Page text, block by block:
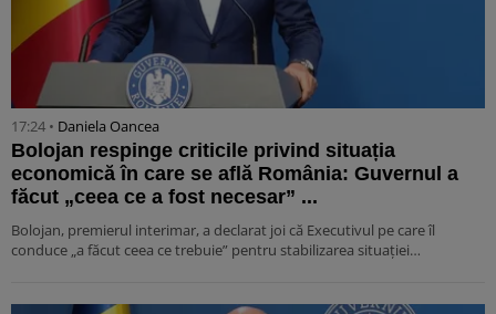
17:24 • Daniela Oancea
Bolojan respinge criticile privind situația
economică în care se află România: Guvernul a
făcut „ceea ce a fost necesar” ...
Bolojan, premierul interimar, a declarat joi că Executivul pe care îl
conduce „a făcut ceea ce trebuie” pentru stabilizarea situației…